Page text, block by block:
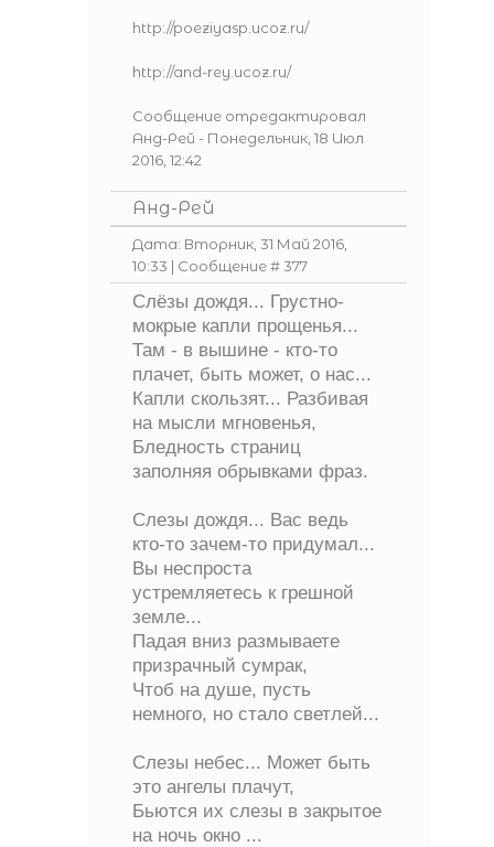
http://poeziyasp.ucoz.ru/
http://and-rey.ucoz.ru/
Сообщение отредактировал
Анд-Рей - Понедельник, 18 Июл
2016, 12:42
Анд-Рей
Дата: Вторник, 31 Май 2016,
10:33 | Сообщение #377
Слёзы дождя... Грустно-
мокрые капли прощенья...
Там - в вышине - кто-то
плачет, быть может, о нас...
Капли скользят... Разбивая
на мысли мгновенья,
Бледность страниц
заполняя обрывками фраз.
Слезы дождя... Вас ведь
кто-то зачем-то придумал...
Вы неспроста
устремляетесь к грешной
земле...
Падая вниз размываете
призрачный сумрак,
Чтоб на душе, пусть
немного, но стало светлей...
Слезы небес... Может быть
это ангелы плачут,
Бьются их слезы в закрытое
на ночь окно ...